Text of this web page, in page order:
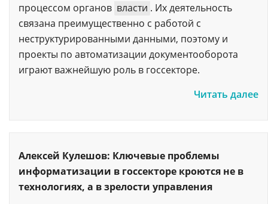
процессом органов власти . Их деятельность
связана преимущественно с работой с
неструктурированными данными, поэтому и
проекты по автоматизации документооборота
играют важнейшую роль в госсекторе.
Читать далее
Алексей Кулешов: Ключевые проблемы
информатизации в госсекторе кроются не в
технологиях, а в зрелости управления